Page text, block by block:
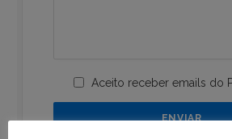
Aceito receber emails do